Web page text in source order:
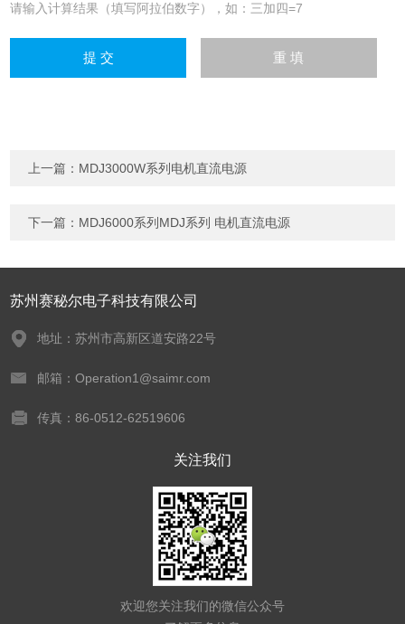
请输入计算结果（填写阿拉伯数字），如：三加四=7
上一篇： MDJ3000W系列电机直流电源
下一篇： MDJ6000系列MDJ系列 电机直流电源
苏州赛秘尔电子科技有限公司
地址：苏州市高新区道安路22号
邮箱：Operation1@saimr.com
传真：86-0512-62519606
关注我们
欢迎您关注我们的微信公众号